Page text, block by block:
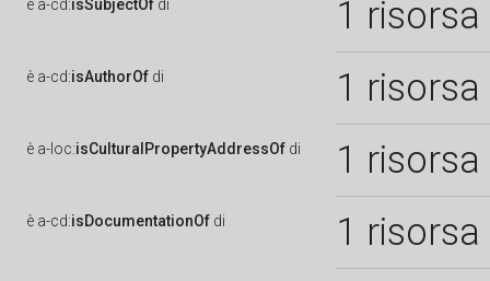
è a-cd:isSubjectOf di 1 risorsa
è a-cd:isAuthorOf di 1 risorsa
è a-loc:isCulturalPropertyAddressOf di 1 risorsa
è a-cd:isDocumentationOf di 1 risorsa